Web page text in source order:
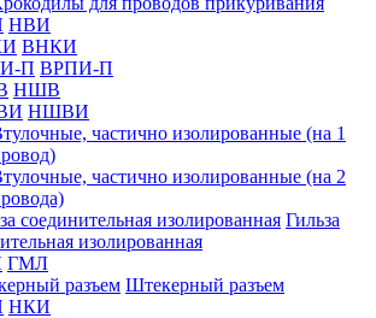
НВИ
ВНКИ
ВРПИ-П
НШВ
НШВИ
частично изолированные (на 1
частично изолированные (на 2
Гильза
изолированная
ГМЛ
Штекерный разъем
НКИ